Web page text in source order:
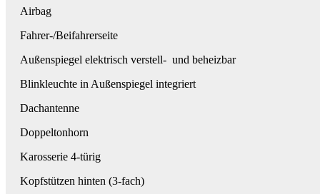
Airbag
Fahrer-/Beifahrerseite
Außenspiegel elektrisch verstell- und beheizbar
Blinkleuchte in Außenspiegel integriert
Dachantenne
Doppeltonhorn
Karosserie 4-türig
Kopfstützen hinten (3-fach)